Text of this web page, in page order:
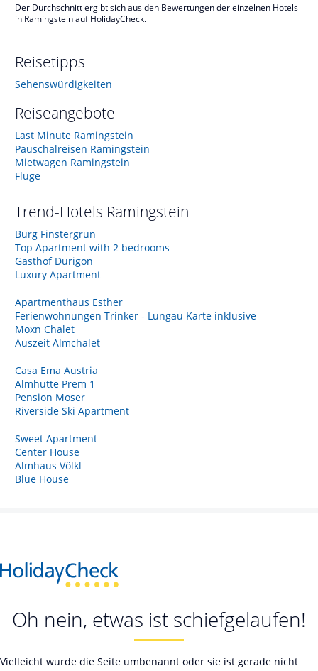
Der Durchschnitt ergibt sich aus den Bewertungen der einzelnen Hotels
in Ramingstein auf HolidayCheck.
Reisetipps
Sehenswürdigkeiten
Reiseangebote
Last Minute Ramingstein
Pauschalreisen Ramingstein
Mietwagen Ramingstein
Flüge
Trend-Hotels Ramingstein
Burg Finstergrün
Top Apartment with 2 bedrooms
Gasthof Durigon
Luxury Apartment
Apartmenthaus Esther
Ferienwohnungen Trinker - Lungau Karte inklusive
Moxn Chalet
Auszeit Almchalet
Casa Ema Austria
Almhütte Prem 1
Pension Moser
Riverside Ski Apartment
Sweet Apartment
Center House
Almhaus Völkl
Blue House
Oh nein, etwas ist schiefgelaufen!
Vielleicht wurde die Seite umbenannt oder sie ist gerade nicht